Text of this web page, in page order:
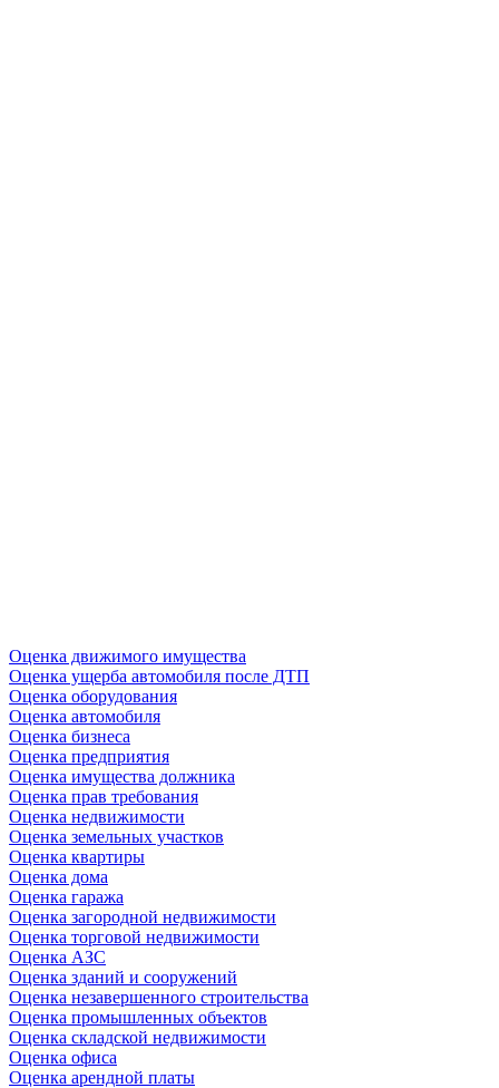
Оценка движимого имущества
Оценка ущерба автомобиля после ДТП
Оценка оборудования
Оценка автомобиля
Оценка бизнеса
Оценка предприятия
Оценка имущества должника
Оценка прав требования
Оценка недвижимости
Оценка земельных участков
Оценка квартиры
Оценка дома
Оценка гаража
Оценка загородной недвижимости
Оценка торговой недвижимости
Оценка АЗС
Оценка зданий и сооружений
Оценка незавершенного строительства
Оценка промышленных объектов
Оценка складской недвижимости
Оценка офиса
Оценка арендной платы